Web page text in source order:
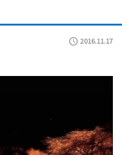
2016.11.17